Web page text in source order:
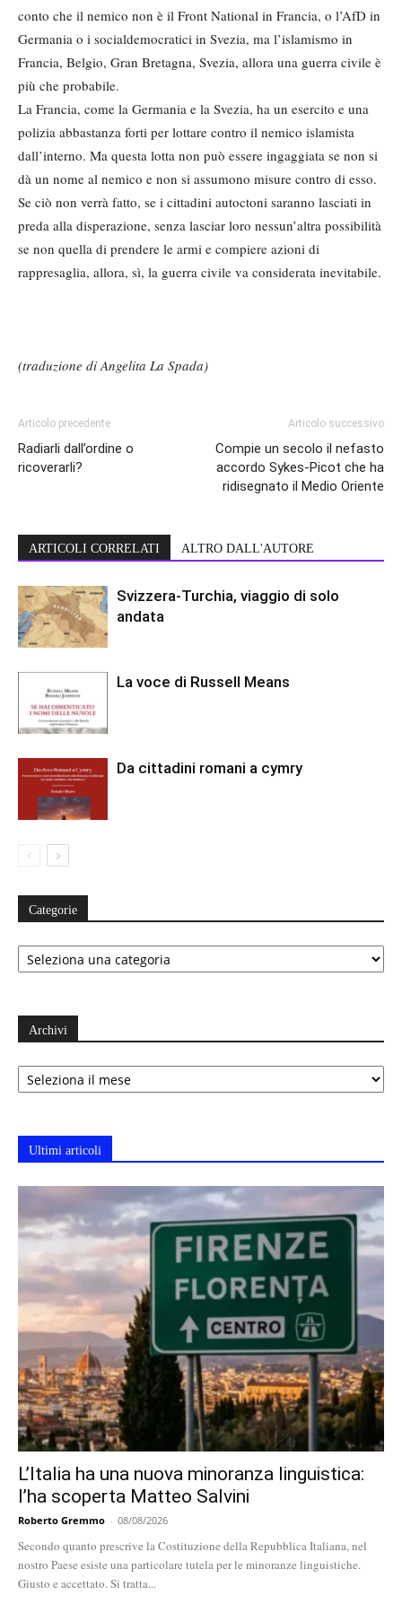
conto che il nemico non è il Front National in Francia, o l’AfD in
Germania o i socialdemocratici in Svezia, ma l’islamismo in
Francia, Belgio, Gran Bretagna, Svezia, allora una guerra civile è
più che probabile.
La Francia, come la Germania e la Svezia, ha un esercito e una
polizia abbastanza forti per lottare contro il nemico islamista
dall’interno. Ma questa lotta non può essere ingaggiata se non si
dà un nome al nemico e non si assumono misure contro di esso.
Se ciò non verrà fatto, se i cittadini autoctoni saranno lasciati in
preda alla disperazione, senza lasciar loro nessun’altra possibilità
se non quella di prendere le armi e compiere azioni di
rappresaglia, allora, sì, la guerra civile va considerata inevitabile.
(traduzione di Angelita La Spada)
Articolo precedente
Radiarli dall’ordine o
ricoverarli?
Articolo successivo
Compie un secolo il nefasto
accordo Sykes-Picot che ha
ridisegnato il Medio Oriente
ARTICOLI CORRELATI ALTRO DALL'AUTORE
Svizzera-Turchia, viaggio di solo
andata
La voce di Russell Means
Da cittadini romani a cymry
Categorie
Categorie
Archivi
Archivi
Ultimi articoli
L’Italia ha una nuova minoranza linguistica:
l’ha scoperta Matteo Salvini
Roberto Gremmo - 08/08/2026
Secondo quanto prescrive la Costituzione della Repubblica Italiana, nel
nostro Paese esiste una particolare tutela per le minoranze linguistiche.
Giusto e accettato. Si tratta...